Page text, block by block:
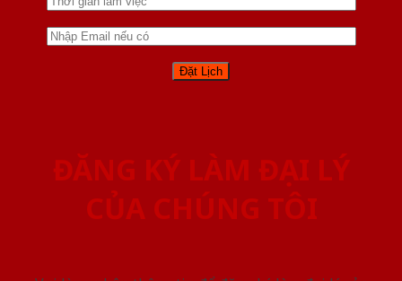
ĐĂNG KÝ LÀM ĐẠI LÝ
CỦA CHÚNG TÔI